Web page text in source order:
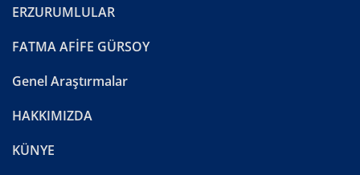
ERZURUMLULAR
FATMA AFİFE GÜRSOY
Genel Araştırmalar
HAKKIMIZDA
KÜNYE